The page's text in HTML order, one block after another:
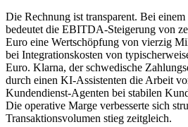
Die Rechnung ist transparent. Bei
bedeutet die EBITDA-Steigerung von
Euro eine Wertschöpfung von vierzig
bei Integrationskosten von
Euro. Klarna, der schwedische
durch einen KI-Assistenten die Arbeit
Kundendienst-Agenten bei stabilen
Die operative Marge verbesserte sich
Transaktionsvolumen stieg zeitgleich.